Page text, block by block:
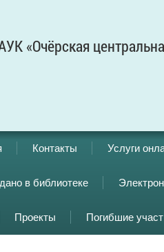
«Очёрская
Контакты Услуги
в библиотеке
Проекты Погибшие